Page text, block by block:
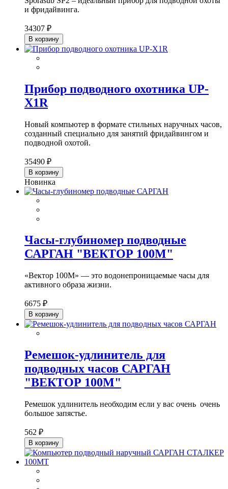
и фридайвинга.
34307 ₽
В корзину
Прибор подводного охотника UP-
X1R
Новый компьютер в формате стильных наручных часов,
созданный специально для занятий фридайвингом и
подводной охотой.
35490 ₽
В корзину
Новинка
Часы-глубиномер подводные
САРГАН "ВЕКТОР 100М"
«Вектор 100М» — это водонепроницаемые часы для
активного образа жизни.
6675 ₽
В корзину
Ремешок-удлинитель для
подводных часов САРГАН
"ВЕКТОР 100М"
Ремешок удлинитель необходим если у вас очень очень
большое запястье.
562 ₽
В корзину